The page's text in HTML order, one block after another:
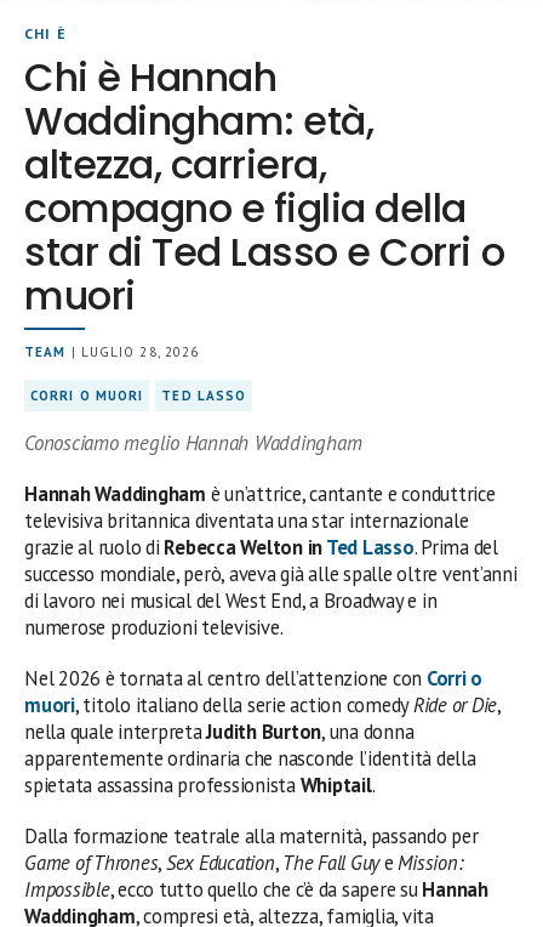
CHI È
Chi è Hannah
Waddingham: età,
altezza, carriera,
compagno e figlia della
star di Ted Lasso e Corri o
muori
TEAM | LUGLIO 28, 2026
CORRI O MUORI TED LASSO
Conosciamo meglio Hannah Waddingham
Hannah Waddingham è un’attrice, cantante e conduttrice
televisiva britannica diventata una star internazionale
grazie al ruolo di Rebecca Welton inTed Lasso. Prima del
successo mondiale, però, aveva già alle spalle oltre vent’anni
di lavoro nei musical del West End, a Broadway e in
numerose produzioni televisive.
Nel 2026 è tornata al centro dell’attenzione con Corri o
muori, titolo italiano della serie action comedyRide or Die,
nella quale interpretaJudith Burton, una donna
apparentemente ordinaria che nasconde l’identità della
spietata assassina professionistaWhiptail.
Dalla formazione teatrale alla maternità, passando per
Game of Thrones,Sex Education, The Fall GuyeMission:
Impossible, ecco tutto quello che c’è da sapere suHannah
Waddingham, compresi età, altezza, famiglia, vita